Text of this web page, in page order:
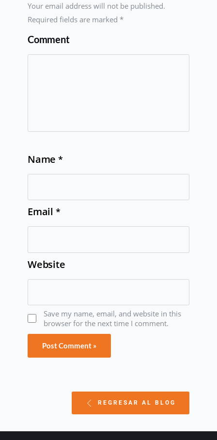
Your email address will not be published.
Required fields are marked *
Comment
Name *
Email *
Website
Save my name, email, and website in this
browser for the next time I comment.
REGRESAR AL BLOG